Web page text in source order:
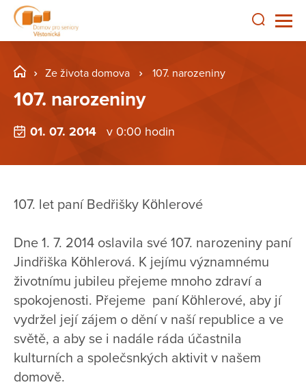
Ze života domova 107. narozeniny
107. narozeniny
01. 07. 2014 v 0:00 hodin
107. let paní Bedřišky Köhlerové
Dne 1. 7. 2014 oslavila své 107. narozeniny paní
Jindřiška Köhlerová. K jejímu významnému
životnímu jubileu přejeme mnoho zdraví a
spokojenosti. Přejeme paní Köhlerové, aby jí
vydržel její zájem o dění v naší republice a ve
světě, a aby se i nadále ráda účastnila
kulturních a společsnkých aktivit v našem
domově.